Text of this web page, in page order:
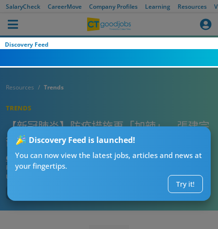
SalaryCheck CareerMove Company Profiles Learning Resources
Discovery Feed
Discovery Feed is launched!
You can now view the latest jobs, articles and news at
your fingertips.
Try it!
Resources Trends
TRENDS
【新冠肺炎】防疫措施再「加辣」 張建宗
籲僱主准在家工作
CTgoodjobs’ Editor
Published:2020-07-27
Updated: